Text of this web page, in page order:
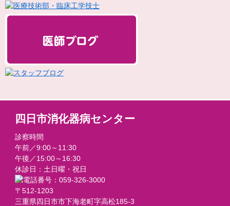
四日市消化器病センター
診察時間
午前／9:00～11:30
午後／15:00～16:30
休診日：土日曜・祝日
〒512-1203
三重県四日市市下海老町字高松185-3